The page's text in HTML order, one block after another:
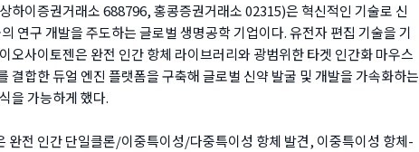
하이증권거래소 688796, 홍콩증권거래소 02315)은 혁신적인 기술로 신
연구 개발을 주도하는 글로벌 생명공학 기업이다. 유전자 편집 기술을 기
오사이토젠은 완전 인간 항체 라이브러리와 광범위한 타겟 인간화 마우스
결합한 듀얼 엔진 플랫폼을 구축해 글로벌 신약 발굴 및 개발을 가속화하는
을 가능하게 했다.
완전 인간 단일클론/이중특이성/다중특이성 항체 발견, 이중특이성 항체-